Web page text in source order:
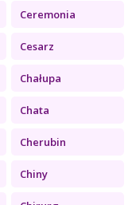
Ceremonia
Cesarz
Chałupa
Chata
Cherubin
Chiny